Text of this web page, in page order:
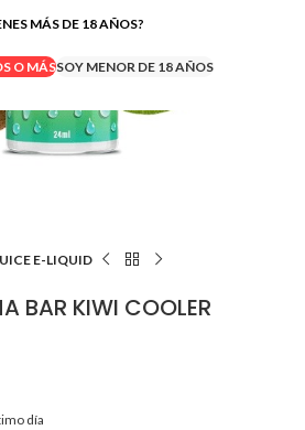
MÁS DE 18 AÑOS?
O MÁSSOY MENOR DE 18 AÑOS
E-LIQUID
BAR KIWI COOLER
día